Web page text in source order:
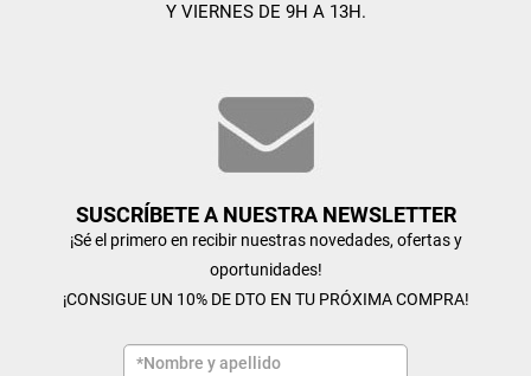
Y VIERNES DE 9H A 13H.
SUSCRÍBETE A NUESTRA NEWSLETTER
¡Sé el primero en recibir nuestras novedades, ofertas y
oportunidades!
¡CONSIGUE UN 10% DE DTO EN TU PRÓXIMA COMPRA!